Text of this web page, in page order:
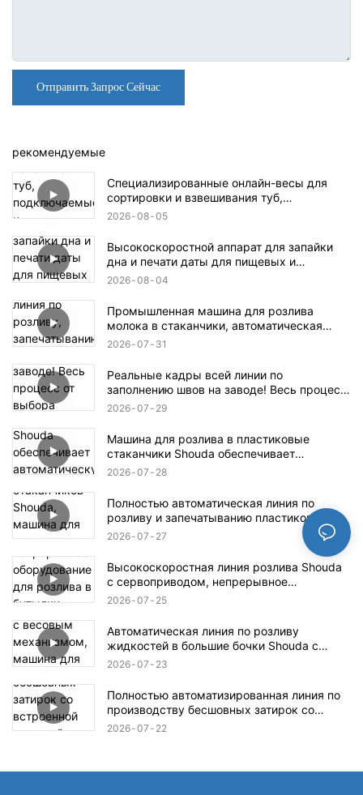
Отправить Запрос Сейчас
рекомендуемые
Специализированные онлайн-весы для
сортировки и взвешивания туб,
подключаемые к разливочным машинам
2026 08 05
Высокоскоростной аппарат для запайки
дна и печати даты для пищевых и
фармацевтических коробок.
2026 08 04
Промышленная машина для розлива
молока в стаканчики, автоматическая
линия по розливу, запечатыванию и
пасты из бобов мунг и льда.
2026 07 31
Реальные кадры всей линии по
заполнению швов на заводе! Весь процесс
от выбора материалов A/B до упаковки
2026 07 29
Машина для розлива в пластиковые
стаканчики Shouda обеспечивает
автоматическую подачу, наполнение и
2026 07 28
Полностью автоматическая линия по
розливу и запечатыванию пластиковых
стаканчиков Shouda, машина для упаковки
в пластиковые стаканчики йогурта, желе,
соуса и других напитков.
2026 07 27
Высокоскоростная линия розлива Shouda
с сервоприводом, непрерывное
оборудование для розлива в бутылки,
химической и бытовой промышленности.
2026 07 25
Автоматическая линия по розливу
жидкостей в большие бочки Shouda с
весовым механизмом, машина для
объемом 20, 50 и 200 литров.
2026 07 23
Полностью автоматизированная линия по
производству бесшовных затирок со
встроенной машиной для заполнения и
2026 07 22